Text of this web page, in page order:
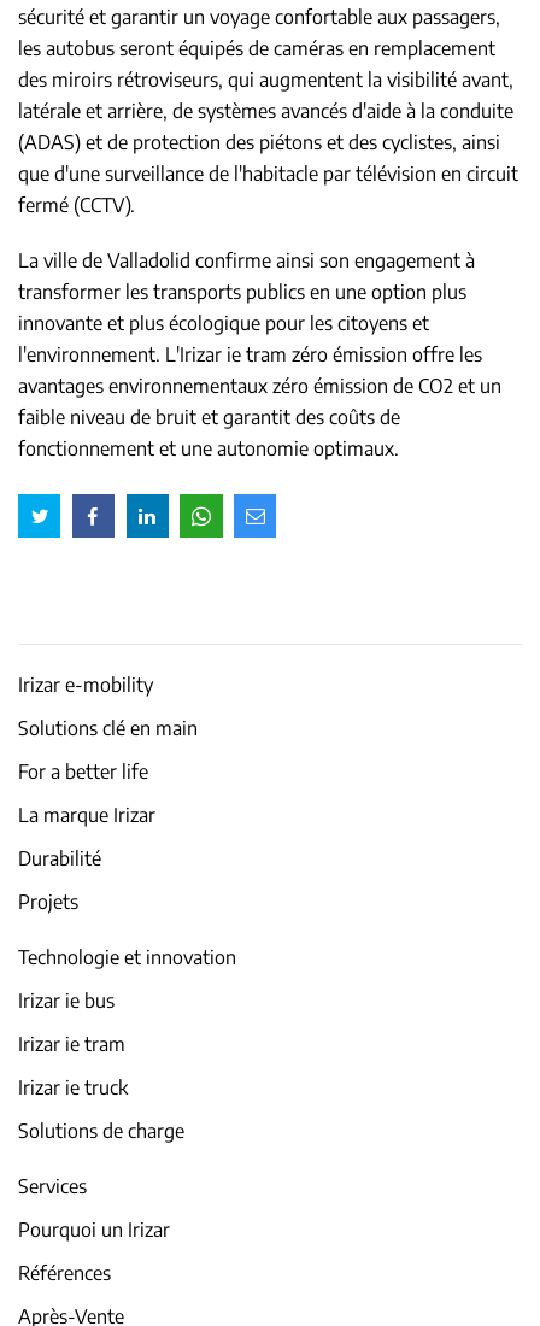
sécurité et garantir un voyage confortable aux passagers,
les autobus seront équipés de caméras en remplacement
des miroirs rétroviseurs, qui augmentent la visibilité avant,
latérale et arrière, de systèmes avancés d'aide à la conduite
(ADAS) et de protection des piétons et des cyclistes, ainsi
que d'une surveillance de l'habitacle par télévision en circuit
fermé (CCTV).
La ville de Valladolid confirme ainsi son engagement à
transformer les transports publics en une option plus
innovante et plus écologique pour les citoyens et
l'environnement. L'Irizar ie tram zéro émission offre les
avantages environnementaux zéro émission de CO2 et un
faible niveau de bruit et garantit des coûts de
fonctionnement et une autonomie optimaux.
Irizar e-mobility
Solutions clé en main
For a better life
La marque Irizar
Durabilité
Projets
Technologie et innovation
Irizar ie bus
Irizar ie tram
Irizar ie truck
Solutions de charge
Services
Pourquoi un Irizar
Références
Après-Vente